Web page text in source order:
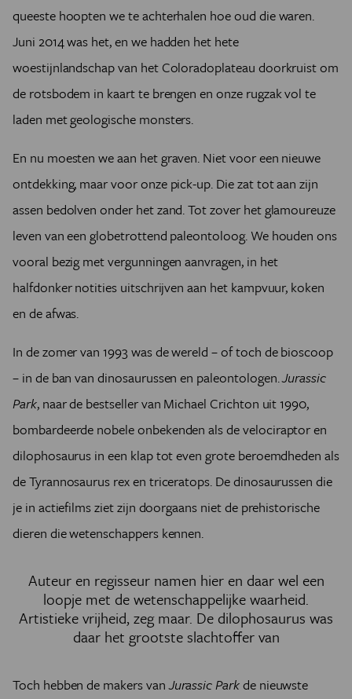
queeste hoopten we te achterhalen hoe oud die waren.
Juni 2014 was het, en we hadden het hete
woestijnlandschap van het Coloradoplateau doorkruist om
de rotsbodem in kaart te brengen en onze rugzak vol te
laden met geologische monsters.
En nu moesten we aan het graven. Niet voor een nieuwe
ontdekking, maar voor onze pick-up. Die zat tot aan zijn
assen bedolven onder het zand. Tot zover het glamoureuze
leven van een globetrottend paleontoloog. We houden ons
vooral bezig met vergunningen aanvragen, in het
halfdonker notities uitschrijven aan het kampvuur, koken
en de afwas.
In de zomer van 1993 was de wereld – of toch de bioscoop
– in de ban van dinosaurussen en paleontologen.Jurassic
Park, naar de bestseller van Michael Crichton uit 1990,
bombardeerde nobele onbekenden als de velociraptor en
dilophosaurus in een klap tot even grote beroemdheden als
de Tyrannosaurus rex en triceratops. De dinosaurussen die
je in actiefilms ziet zijn doorgaans niet de prehistorische
dieren die wetenschappers kennen.
Auteur en regisseur namen hier en daar wel een
loopje met de wetenschappelijke waarheid.
Artistieke vrijheid, zeg maar. De dilophosaurus was
daar het grootste slachtoffer van
Toch hebben de makers vanJurassic Parkde nieuwste